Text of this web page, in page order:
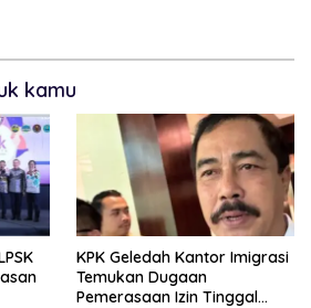
kamu
KPK Geledah Kantor Imigrasi
Temukan Dugaan
Pemerasaan Izin Tinggal